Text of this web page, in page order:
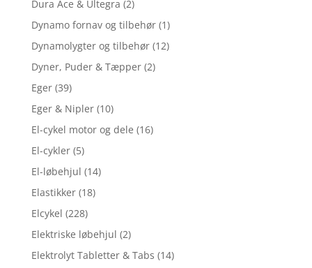
Dura Ace & Ultegra (2)
Dynamo fornav og tilbehør (1)
Dynamolygter og tilbehør (12)
Dyner, Puder & Tæpper (2)
Eger (39)
Eger & Nipler (10)
El-cykel motor og dele (16)
El-cykler (5)
El-løbehjul (14)
Elastikker (18)
Elcykel (228)
Elektriske løbehjul (2)
Elektrolyt Tabletter & Tabs (14)